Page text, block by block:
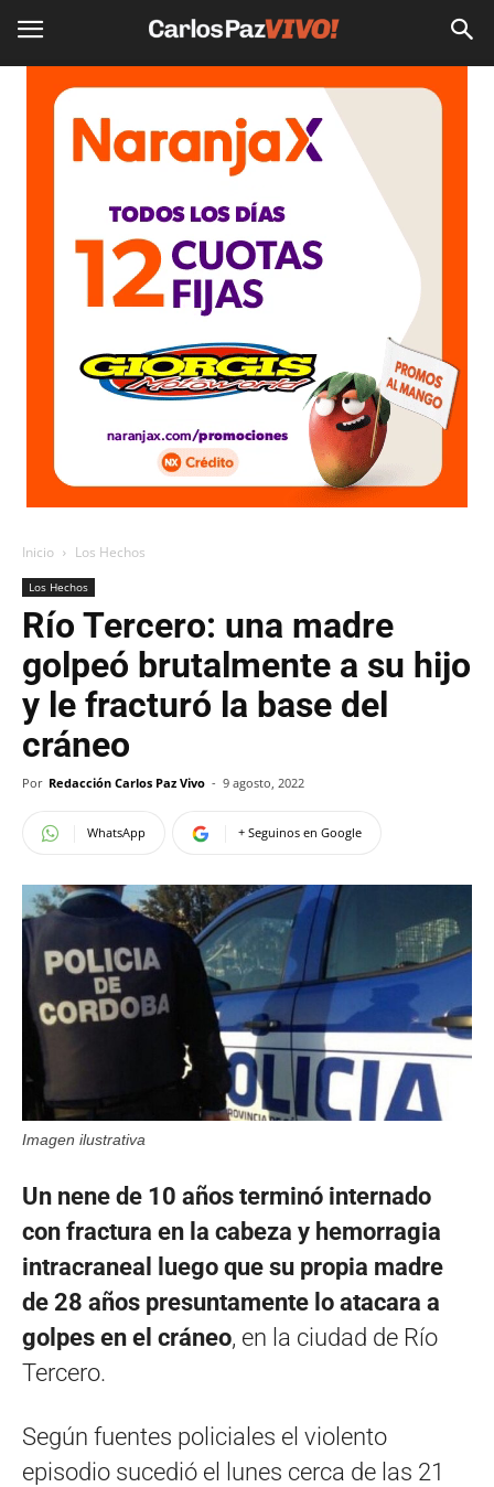
Inicio Los Hechos
Los Hechos
Río Tercero: una madre
golpeó brutalmente a su hijo
y le fracturó la base del
cráneo
Por Redacción Carlos Paz Vivo - 9 agosto, 2022
WhatsApp + Seguinos en Google
Imagen ilustrativa
Un nene de 10 años terminó internado
con fractura en la cabeza y hemorragia
intracraneal luego que su propia madre
de 28 años presuntamente lo atacara a
golpes en el cráneo, en la ciudad de Río
Tercero.
Según fuentes policiales el violento
episodio sucedió el lunes cerca de las 21